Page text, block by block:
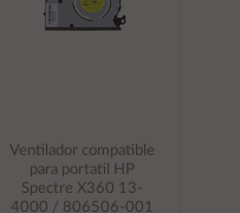
Ventilador compatible
para portatil HP
Spectre X360 13-
4000 / 806506-001